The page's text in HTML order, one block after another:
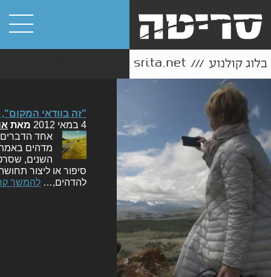
"זה בוודאי
4 במאי 2012
מאת
אחד הדברים
מדהים
השנים,
סיפור או ליצור
להדהים,… להמשך